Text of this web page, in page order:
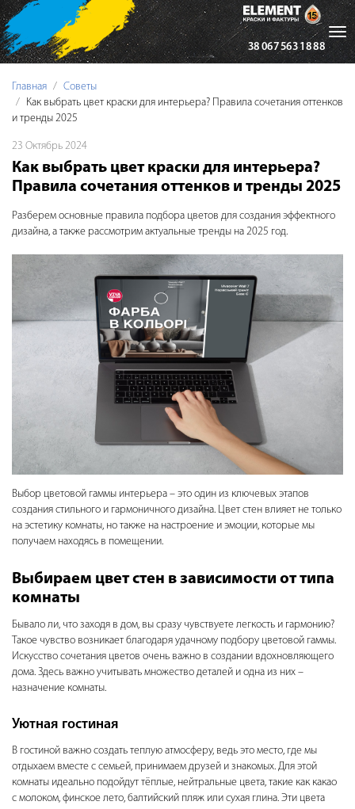
38 067 563 18 88
Главная
Советы
Как выбрать цвет краски для интерьера? Правила сочетания оттенков
и тренды 2025
23 Октябрь 2024
Как выбрать цвет краски для интерьера?
Правила сочетания оттенков и тренды 2025
Разберем основные правила подбора цветов для создания эффектного
дизайна, а также рассмотрим актуальные тренды на 2025 год.
Выбор цветовой гаммы интерьера – это один из ключевых этапов
создания стильного и гармоничного дизайна. Цвет стен влияет не только
на эстетику комнаты, но также на настроение и эмоции, которые мы
получаем находясь в помещении.
Выбираем цвет стен в зависимости от типа
комнаты
Бывало ли, что заходя в дом, вы сразу чувствуете легкость и гармонию?
Такое чувство возникает благодаря удачному подбору цветовой гаммы.
Искусство сочетания цветов очень важно в создании вдохновляющего
дома. Здесь важно учитывать множество деталей и одна из них –
назначение комнаты.
Уютная гостиная
В гостиной важно создать теплую атмосферу, ведь это место, где мы
отдыхаем вместе с семьей, принимаем друзей и знакомых. Для этой
комнаты идеально подойдут тёплые, нейтральные цвета, такие как какао
с молоком, финское лето, балтийский пляж или сухая глина. Эти цвета